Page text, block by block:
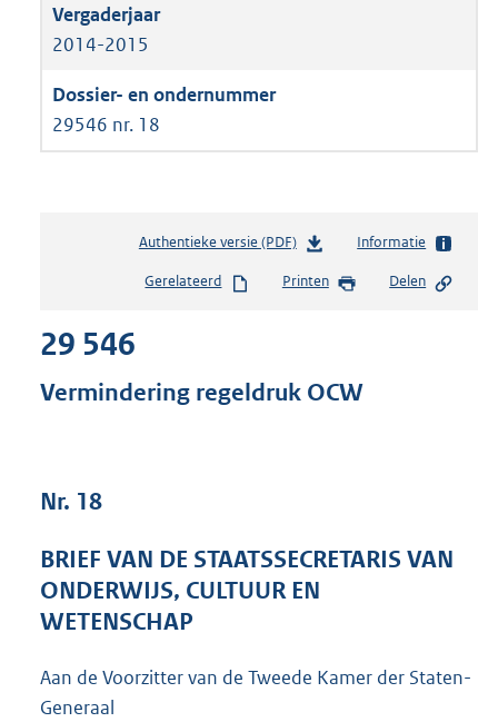
2014-2015
29546 nr. 18
Authentieke versie (PDF)b
s
s
e
:
b
Informatie
Gerelateerd Printen Delen
29 546
Vermindering regeldruk OCW
Nr. 18
BRIEF VAN DE STAATSSECRETARIS VAN
ONDERWIJS, CULTUUR EN
WETENSCHAP
Aan de Voorzitter van de Tweede Kamer der Staten-
Generaal